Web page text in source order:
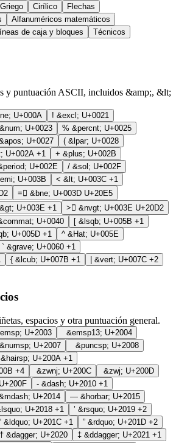
Griego Cirílico
Flechas
Alfanuméricos matemáticos
Líneas de caja y bloques
Técnicos
y puntuación ASCII, incluidos &amp;, &lt;
U+000A ! &excl; U+0021
&num; U+0023 % &percnt; U+0025
U+0027 ( &lpar; U+0028
U+002A +1 + &plus; U+002B
U+002E / &sol; U+002F
U+003B < &lt; U+003C +1
=⃥ &bne; U+003D U+20E5
&gt; U+003E +1 >⃒ &nvgt; U+003E U+20D2
U+0040 [ &lsqb; U+005B +1
U+005D +1 ^ &Hat; U+005E
` &grave; U+0060 +1
{ &lcub; U+007B +1 &vert; U+007C +2
espacios y otra puntuación general.
U+2003 &emsp13; U+2004
&numsp; U+2007 &puncsp; U+2008
&hairsp; U+200A +1
+4 &zwnj; U+200C &zwj; U+200D
U+200F ‐ &dash; U+2010 +1
U+2014 ― &horbar; U+2015
U+2018 +1 ’ &rsquo; U+2019 +2
&ldquo; U+201C +1 ” &rdquo; U+201D +2
† &dagger; U+2020 ‡ &ddagger; U+2021 +1